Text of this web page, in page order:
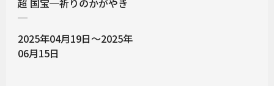
─
2025年04月19日～2025年
06月15日